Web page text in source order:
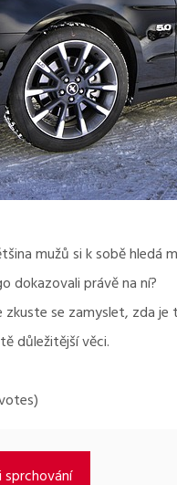
mužů si k sobě
dokazovali právě na ní?
zkuste se zamyslet, zda
důležitější věci.
sprchování